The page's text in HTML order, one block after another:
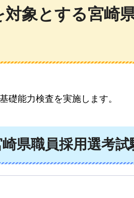
象とする宮崎
礎能力検査を実施します。
県職員採用選考試